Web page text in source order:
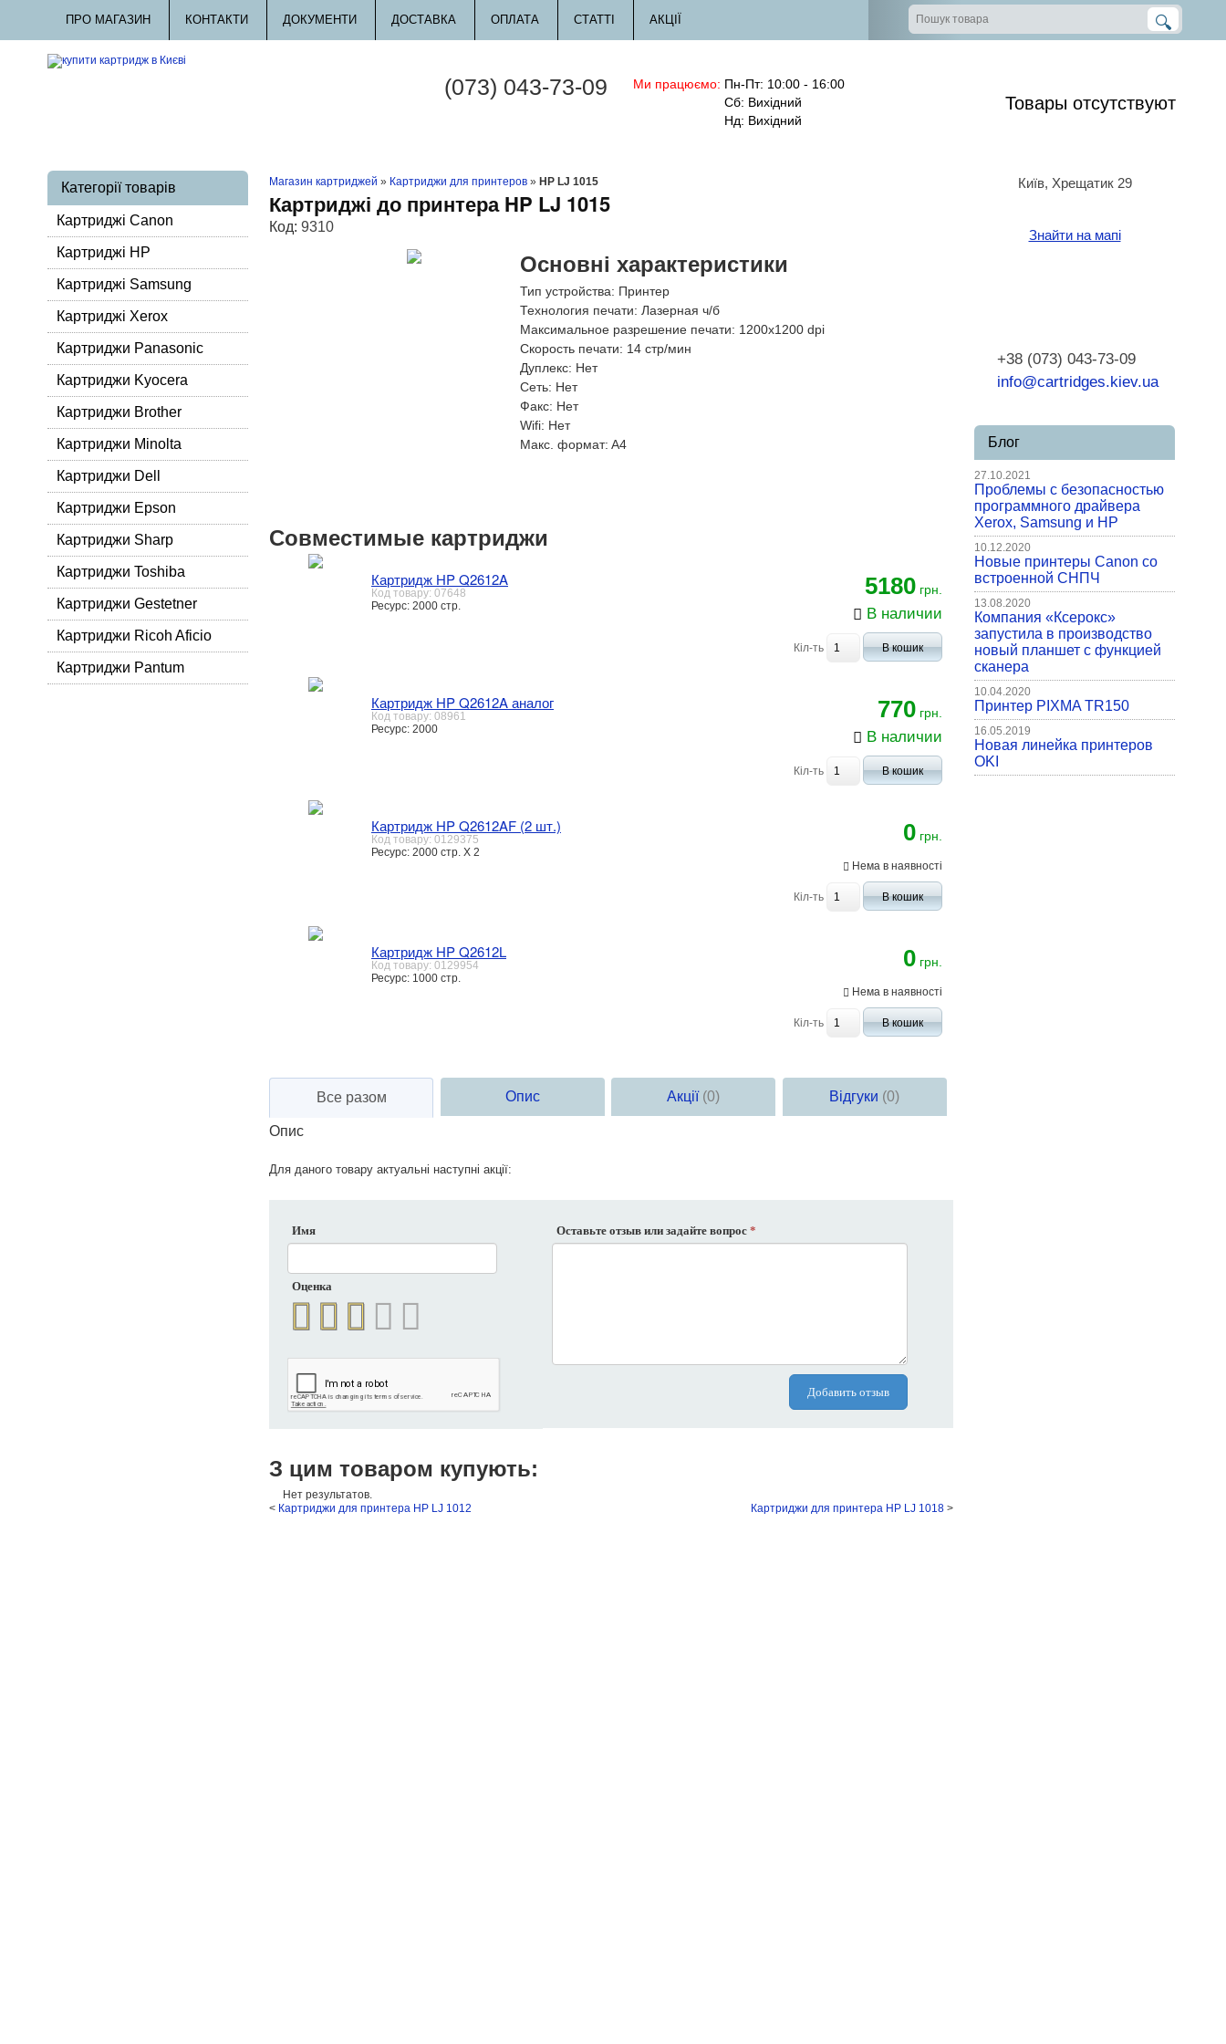
ПРО МАГАЗИН КОНТАКТИ ДОКУМЕНТИ ДОСТАВКА ОПЛАТА СТАТТІ АКЦІЇ
(073) 043-73-09 Ми працюємо: Пн-Пт: 10:00 - 16:00
Сб: Вихідний
Нд: Вихідний
Товары отсутствуют
Категорії товарів
Картриджі Canon
Картриджі HP
Картриджі Samsung
Картриджі Xerox
Картриджи Panasonic
Картриджи Kyocera
Картриджи Brother
Картриджи Minolta
Картриджи Dell
Картриджи Epson
Картриджи Sharp
Картриджи Toshiba
Картриджи Gestetner
Картриджи Ricoh Aficio
Картриджи Pantum
Магазин картриджей » Картриджи для принтеров » HP LJ 1015
Картриджі до принтера HP LJ 1015
Код: 9310
Основні характеристики
Тип устройства: Принтер
Технология печати: Лазерная ч/б
Максимальное разрешение печати: 1200x1200 dpi
Скорость печати: 14 стр/мин
Дуплекс: Нет
Сеть: Нет
Факс: Нет
Wifi: Нет
Макс. формат: A4
Совместимые картриджи
Картридж HP Q2612A
Код товару: 07648
Ресурс: 2000 стр.
5180 грн.
В наличии
Кіл-ть В кошик
Картридж HP Q2612A аналог
Код товару: 08961
Ресурс: 2000
770 грн.
В наличии
Кіл-ть В кошик
Картридж HP Q2612AF (2 шт.)
Код товару: 0129375
Ресурс: 2000 стр. Х 2
0 грн.
Нема в наявності
Кіл-ть В кошик
Картридж HP Q2612L
Код товару: 0129954
Ресурс: 1000 стр.
0 грн.
Нема в наявності
Кіл-ть В кошик
Все разом Опис Акції (0) Відгуки (0)
Опис
Для даного товару актуальні наступні акції:
Имя
Оценка
Оставьте отзыв или задайте вопрос *
Добавить отзыв
З цим товаром купують:
Нет результатов.
< Картриджи для принтера HP LJ 1012 Картриджи для принтера HP LJ 1018 >
Київ, Хрещатик 29
Знайти на мапі
+38 (073) 043-73-09
info@cartridges.kiev.ua
Блог
27.10.2021
Проблемы с безопасностью
программного драйвера
Xerox, Samsung и HP
10.12.2020
Новые принтеры Canon со
встроенной СНПЧ
13.08.2020
Компания «Ксерокс»
запустила в производство
новый планшет с функцией
сканера
10.04.2020
Принтер PIXMA TR150
16.05.2019
Новая линейка принтеров
OKI